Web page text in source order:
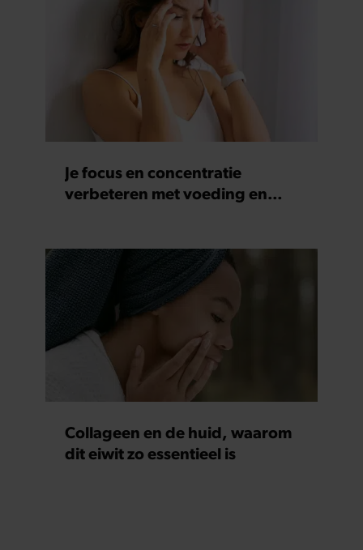
Je focus en concentratie
verbeteren met voeding en
Collageen en de huid, waarom
dit eiwit zo essentieel is